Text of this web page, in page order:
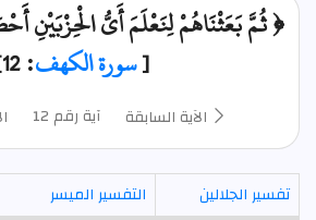
﴿ ثُمَّ بَعَثْنَاهُمْ لِنَعْلَمَ أَيُّ الْحِزْبَيْنِ
[سورة الكهف: 12]
الآية السابقة آية رقم 12
تفسير الجلالين التفسير الميسر